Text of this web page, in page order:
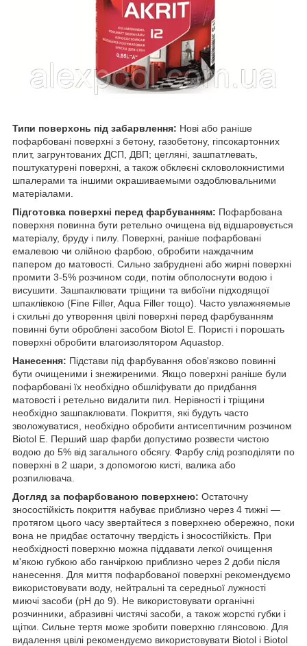
Типи поверхонь під забарвлення: Нові або раніше
пофарбовані поверхні з бетону, газобетону, гіпсокартонних
плит, загрунтованих ДСП, ДВП; цегляні, зашпатлевать,
поштукатурені поверхні, а також обклеєні скловолокнистими
шпалерами та іншими окрашиваемыми оздоблювальними
матеріалами.
Підготовка поверхні перед фарбуванням: Пофарбована
поверхня повинна бути ретельно очищена від відшаровується
матеріалу, бруду і пилу. Поверхні, раніше пофарбовані
емалевою чи олійною фарбою, обробити наждачним
папером до матовості. Сильно забруднені або жирні поверхні
промити 3-5% розчином соди, потім обполоснути водою і
висушити. Зашпаклювати тріщини та вибоїни підходящої
шпаклівкою (Fine Filler, Aqua Filler тощо). Часто увлажняемые
і схильні до утворення цвілі поверхні перед фарбуванням
повинні бути оброблені засобом Biotol E. Пористі і порошать
поверхні обробити влагоизолятором Aquastop.
Нанесення: Підстави під фарбування обов'язково повинні
бути очищеними і знежиреними. Якщо поверхні раніше були
пофарбовані їх необхідно обшліфувати до придбання
матовості і ретельно видалити пил. Нерівності і тріщини
необхідно зашпаклювати. Покриття, які будуть часто
зволожуватися, необхідно обробити антисептичним розчином
Biotol E. Перший шар фарби допустимо розвести чистою
водою до 5% від загального обсягу. Фарбу слід розподіляти по
поверхні в 2 шари, з допомогою кисті, валика або
розпилювача.
Догляд за пофарбованою поверхнею: Остаточну
зносостійкість покриття набуває приблизно через 4 тижні —
протягом цього часу звертайтеся з поверхнею обережно, поки
вона не придбає остаточну твердість і зносостійкість. При
необхідності поверхню можна піддавати легкої очищення
м'якою губкою або ганчіркою приблизно через 2 доби після
нанесення. Для миття пофарбованої поверхні рекомендуємо
використовувати воду, нейтральні та середньої лужності
миючі засоби (рН до 9). Не використовувати органічні
розчинники, абразивні чистячі засоби, а також жорсткі губки і
щітки. Сильне тертя може зробити поверхню глянсовою. Для
видалення цвілі рекомендуємо використовувати Biotol і Biotol